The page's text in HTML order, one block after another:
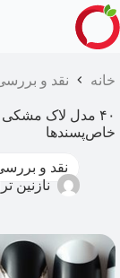
پرش
به
محتوا
خانه نقد و
۴۰ مدل لاک
خاص‌پسندها
نقد و
نازنین